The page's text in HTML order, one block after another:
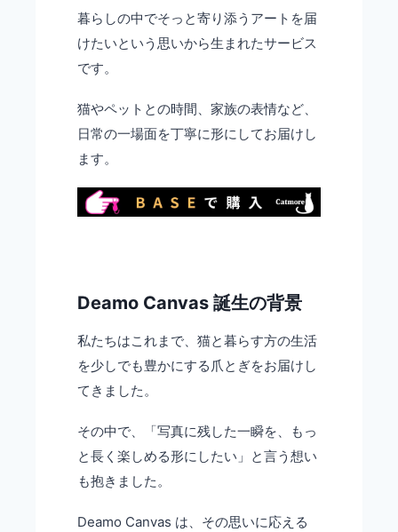
暮らしの中でそっと寄り添うアートを届
けたいという思いから生まれたサービス
です。
猫やペットとの時間、家族の表情など、
日常の一場面を丁寧に形にしてお届けし
ます。
Deamo Canvas 誕生の背景
私たちはこれまで、猫と暮らす方の生活
を少しでも豊かにする爪とぎをお届けし
てきました。
その中で、「写真に残した一瞬を、もっ
と長く楽しめる形にしたい」と言う想い
も抱きました。
Deamo Canvas は、その思いに応える